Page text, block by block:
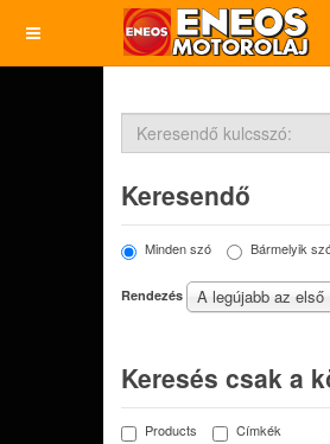
Keresendő
Minden szó Bármelyik
Rendezés A legújabb az első
Keresés csak a
Products Címkék